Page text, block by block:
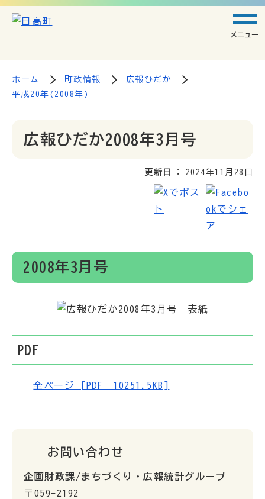
メニュー
ホーム 町政情報
広報ひだか
平成20年(2008年)
広報ひだか2008年3月号
更新日 2024年11月28日
2008年3月号
PDF
全ページ [PDF｜10251.5KB]
お問い合わせ
企画財政課/まちづくり・広報統計グループ
〒059-2192